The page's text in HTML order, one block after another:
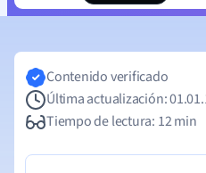
Contenido verificado
Última actualización:
Tiempo de lectura: 12 min